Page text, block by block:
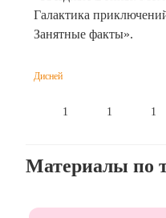
Галактика
Занятные факты».
Дисней
1 1 1
Материалы по